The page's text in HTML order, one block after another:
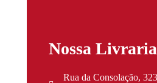
Nossa Livraria
Rua da Consolação,